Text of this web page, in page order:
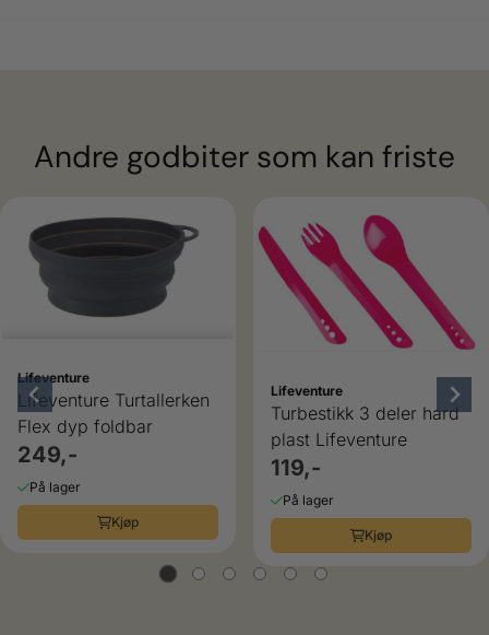
Andre godbiter som kan friste
Lifeventure
Lifeventure Turtallerken
Flex dyp foldbar
249,-
På lager
Kjøp
Lifeventure
Turbestikk 3 deler hard
plast Lifeventure
119,-
På lager
Kjøp